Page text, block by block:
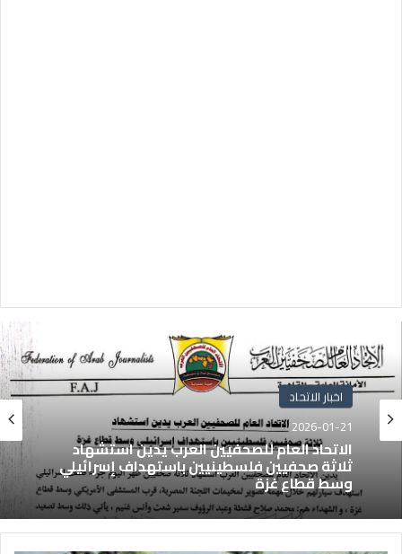
اخبار الاتحاد
2026-01-21
الاتحاد العام للصحفيين العرب يدين استشهاد
ثلاثة صحفيين فلسطينيين باستهداف إسرائيلي
وسط قطاع غزة